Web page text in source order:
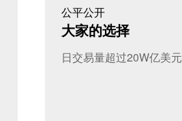
公平公开
大家的选择
日交易量超过20W亿美元